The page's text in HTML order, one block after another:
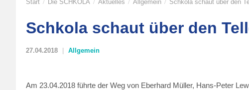
Start / Die SCHKOLA / Aktuelles / Allgemein / Schkola schaut über den
Schkola schaut über den
27.04.2018 Allgemein
Am 23.04.2018 führte der Weg von Eberhard Müller, Hans-Peter